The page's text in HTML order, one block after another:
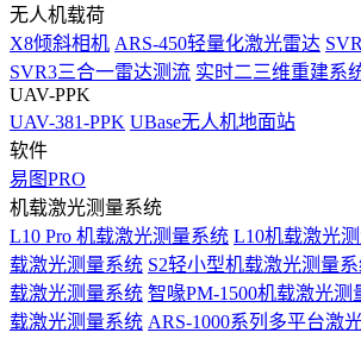
无人机载荷
X8倾斜相机 ARS-450轻量化激光雷达
SVR3三合一雷达测流 实时二三维重建系
UAV-PPK
UAV-381-PPK UBase无人机地面站
软件
易图PRO
机载激光测量系统
L10 Pro 机载激光测量系统 L10机载激光
载激光测量系统 S2轻小型机载激光测量
载激光测量系统 智喙PM-1500机载激光测
载激光测量系统 ARS-1000系列多平台激